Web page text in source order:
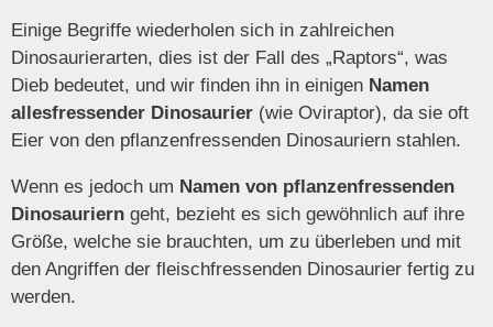
Einige Begriffe wiederholen sich in zahlreichen
Dinosaurierarten, dies ist der Fall des „Raptors“, was
Dieb bedeutet, und wir finden ihn in einigen Namen
allesfressender Dinosaurier (wie Oviraptor), da sie oft
Eier von den pflanzenfressenden Dinosauriern stahlen.
Wenn es jedoch um Namen von pflanzenfressenden
Dinosauriern geht, bezieht es sich gewöhnlich auf ihre
Größe, welche sie brauchten, um zu überleben und mit
den Angriffen der fleischfressenden Dinosaurier fertig zu
werden.